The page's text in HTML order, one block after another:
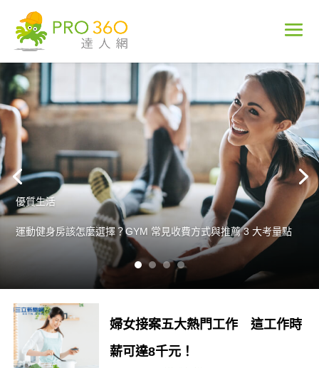
優質生活
運動健身房該怎麼選擇？GYM 常見收費方式與推薦 3 大考量點
婦女接案五大熱門工作 這工作時
薪可達8千元！